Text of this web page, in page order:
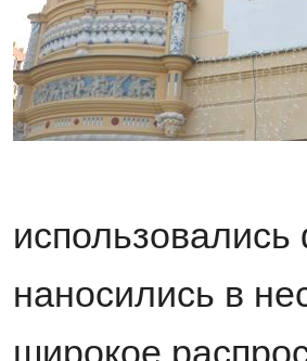
наносились в
широкое